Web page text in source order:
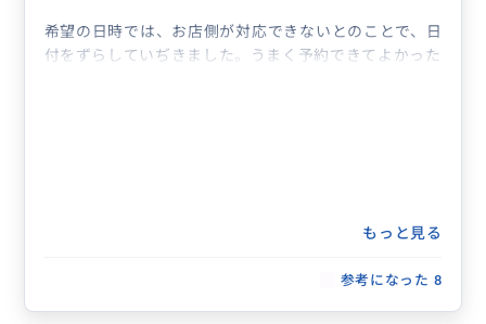
希望の日時では、お店側が対応できないとのことで、日
付をずらしていぢきました。うまく予約できてよかった
もっと見る
参考になった 8